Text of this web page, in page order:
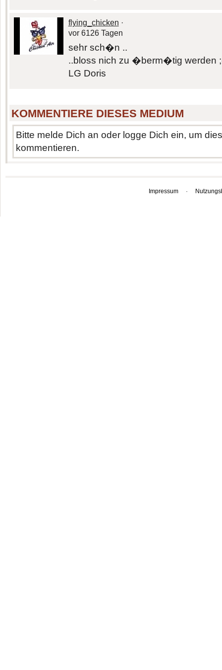
flying_chicken ·
vor 6126 Tagen
sehr sch�n ..
..bloss nich zu �berm�tig werden
LG Doris
KOMMENTIERE DIESES MEDIUM
Bitte melde Dich an oder logge Dich ein, um
kommentieren.
Impressum ·